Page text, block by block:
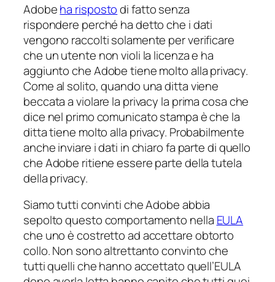
Adobeha rispostodi fatto senza
rispondere perché ha detto che i dati
vengono raccolti solamente per verificare
che un utente non violi la licenza e ha
aggiunto che Adobe tiene molto alla privacy.
Come al solito, quando una ditta viene
beccata a violare la privacy la prima cosa che
dice nel primo comunicato stampa è che la
ditta tiene molto alla privacy. Probabilmente
anche inviare i dati in chiaro fa parte di quello
che Adobe ritiene essere parte della tutela
della privacy.
Siamo tutti convinti che Adobe abbia
sepolto questo comportamento nella EULA
che uno è costretto ad accettareobtorto
collo. Non sono altrettanto convinto che
tutti quelli che hanno accettato quell’EULA